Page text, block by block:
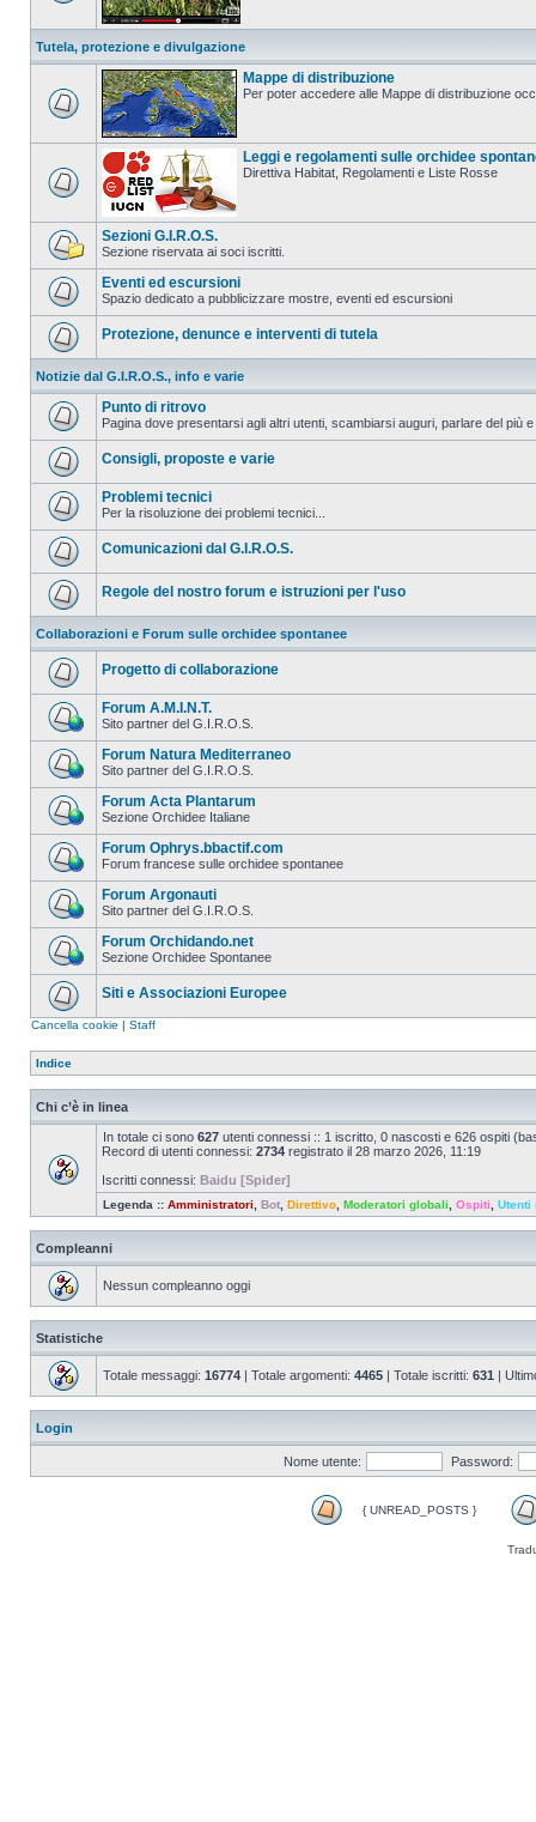
Tutela, protezione e divulgazione
Mappe di distribuzione
Per poter accedere alle Mappe di distribuzione
Leggi e regolamenti sulle orchidee
Direttiva Habitat, Regolamenti e Liste Rosse
Sezioni G.I.R.O.S.
Sezione riservata ai soci iscritti.
Eventi ed escursioni
Spazio dedicato a pubblicizzare mostre, eventi ed escursioni
Protezione, denunce e interventi di tutela
Notizie dal G.I.R.O.S., info e varie
Punto di ritrovo
Pagina dove presentarsi agli altri utenti, scambiarsi auguri, parlare del più
Consigli, proposte e varie
Problemi tecnici
Per la risoluzione dei problemi tecnici...
Comunicazioni dal G.I.R.O.S.
Regole del nostro forum e istruzioni per l'uso
Collaborazioni e Forum sulle orchidee spontanee
Progetto di collaborazione
Forum A.M.I.N.T.
Sito partner del G.I.R.O.S.
Forum Natura Mediterraneo
Sito partner del G.I.R.O.S.
Forum Acta Plantarum
Sezione Orchidee Italiane
Forum Ophrys.bbactif.com
Forum francese sulle orchidee spontanee
Forum Argonauti
Sito partner del G.I.R.O.S.
Forum Orchidando.net
Sezione Orchidee Spontanee
Siti e Associazioni Europee
Cancella cookie | Staff
Indice
Chi c’è in linea
In totale ci sono 627 utenti connessi :: 1 iscritto, 0 nascosti e 626 ospiti
Record di utenti connessi: 2734 registrato il 28 marzo 2026, 11:19
Iscritti connessi: Baidu [Spider]
Legenda :: Amministratori Bot Direttivo Moderatori globali Ospiti Utenti
Compleanni
Nessun compleanno oggi
Statistiche
Totale messaggi: 16774 | Totale argomenti: 4465 | Totale iscritti: 631 |
Login
Nome utente: Password:
{ UNREAD_POSTS }